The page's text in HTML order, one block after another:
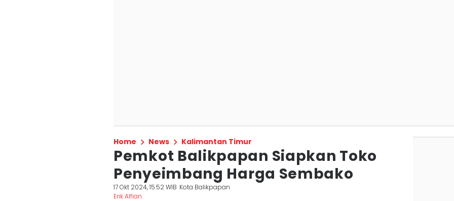
Home News Kalimantan Timur
Pemkot Balikpapan Siapkan Toko
Penyeimbang Harga Sembako
17 Okt 2024, 15:52 WIB Kota Balikpapan
Erik Alfian